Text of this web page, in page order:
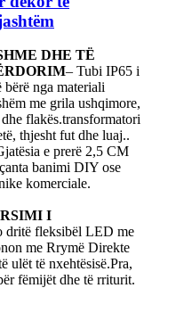
DHE TË
– Tubi IP65 i
nga materiali
me grila ushqimore,
flakës.transformatori
thjesht fut dhe luaj..
e prerë 2,5 CM
banimi DIY ose
komerciale.
I
dritë fleksibël LED me
me Rrymë Direkte
ulët të nxehtësisë.Pra,
fëmijët dhe të rriturit.